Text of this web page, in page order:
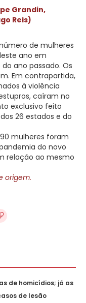
Grandin,
Reis)
de mulheres
ano em
ano passado. Os
Em contrapartida,
à violência
caíram no
exclusivo feito
26 estados e do
mulheres foram
do novo
relação ao mesmo
origem.
de homicídios; já as
de lesão